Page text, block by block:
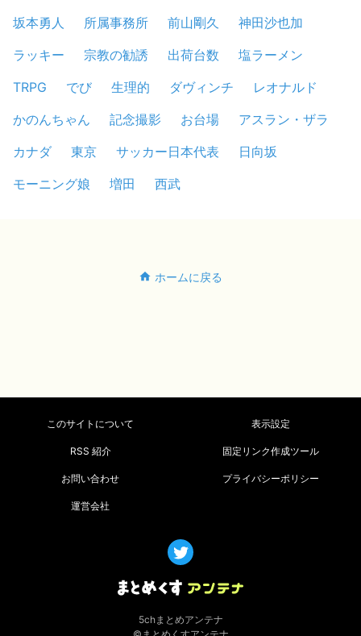
坂本勇人
所属事務所 前山剛久
神田沙也加
ラッキー
宗教の勧誘 出荷台数
塩ラーメン
TRPG
でび 生理的 ダヴィンチ
レオナルド
かのんちゃん
記念撮影 お台場
アスラン・ザラ
カナダ
東京 サッカー日本代表
日向坂
モーニング娘
増田 西武
ホームに戻る
このサイトについて 表示設定
RSS 紹介 固定リンク作成ツール
お問い合わせ プライバシーポリシー
運営会社
5chまとめアンテナ